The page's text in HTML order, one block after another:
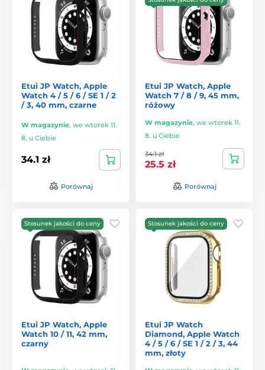
Etui JP Watch, Apple
Watch 4 / 5 / 6 / SE 1 / 2
/ 3, 40 mm, czarne
W magazynie, we wtorek 11.
8. u Ciebie
34.1 zł
Porównaj
Etui JP Watch, Apple
Watch 7 / 8 / 9, 45 mm,
różowy
W magazynie, we wtorek 11.
8. u Ciebie
34.1 zł
25.5 zł
Porównaj
Stosunek jakości do ceny
Etui JP Watch, Apple
Watch 10 / 11, 42 mm,
czarny
Stosunek jakości do ceny
Etui JP Watch
Diamond, Apple Watch
4 / 5 / 6 / SE 1 / 2 / 3, 44
mm, złoty